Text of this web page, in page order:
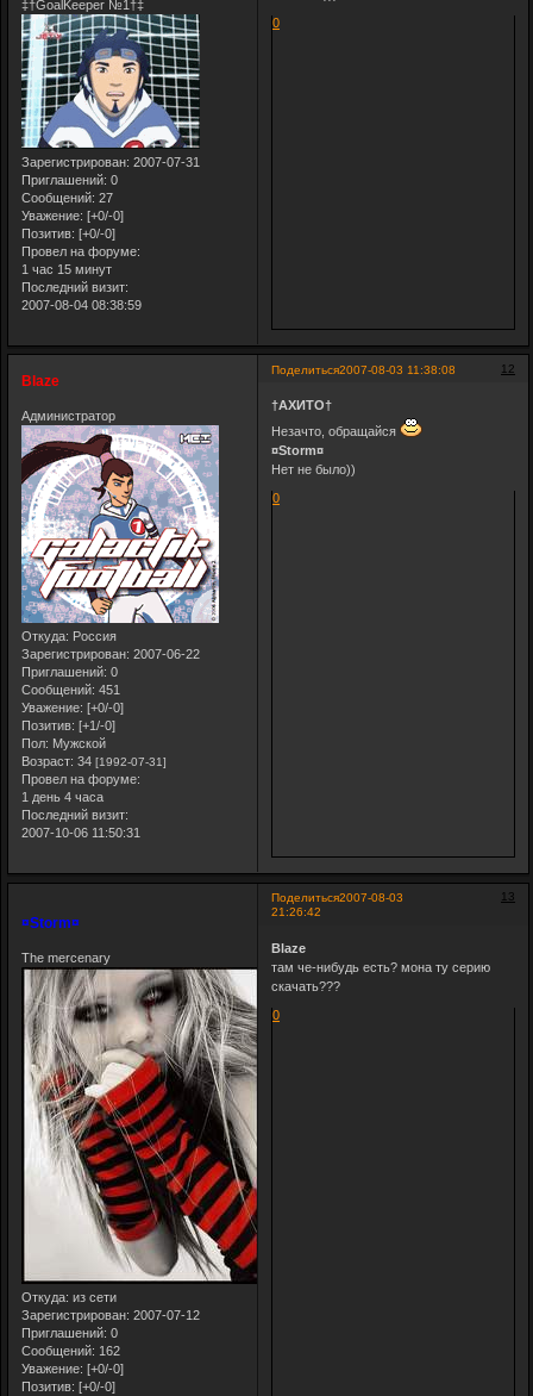
‡†GoalKeeper №1†‡
Зарегистрирован: 2007-07-31
Приглашений: 0
Сообщений: 27
Уважение: [+0/-0]
Позитив: [+0/-0]
Провел на форуме:
1 час 15 минут
Последний визит:
2007-08-04 08:38:59
0
Поделиться 12
2007-08-03 11:38:08
Blaze
Администратор
Откуда: Россия
Зарегистрирован: 2007-06-22
Приглашений: 0
Сообщений: 451
Уважение: [+0/-0]
Позитив: [+1/-0]
Пол: Мужской
Возраст: 34 [1992-07-31]
Провел на форуме:
1 день 4 часа
Последний визит:
2007-10-06 11:50:31
†АХИТО†
Незачто, обращайся
¤Storm¤
Нет не было))
0
Поделиться 13
2007-08-03
21:26:42
¤Storm¤
The mercenary
Откуда: из сети
Зарегистрирован: 2007-07-12
Приглашений: 0
Сообщений: 162
Уважение: [+0/-0]
Позитив: [+0/-0]
Blaze
там че-нибудь есть? мона ту серию
скачать???
0